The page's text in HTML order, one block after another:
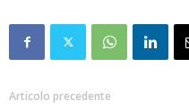
Articolo precedente